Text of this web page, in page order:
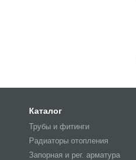
Каталог
Трубы и фитинги
Радиаторы отопления
Запорная и рег. арматура